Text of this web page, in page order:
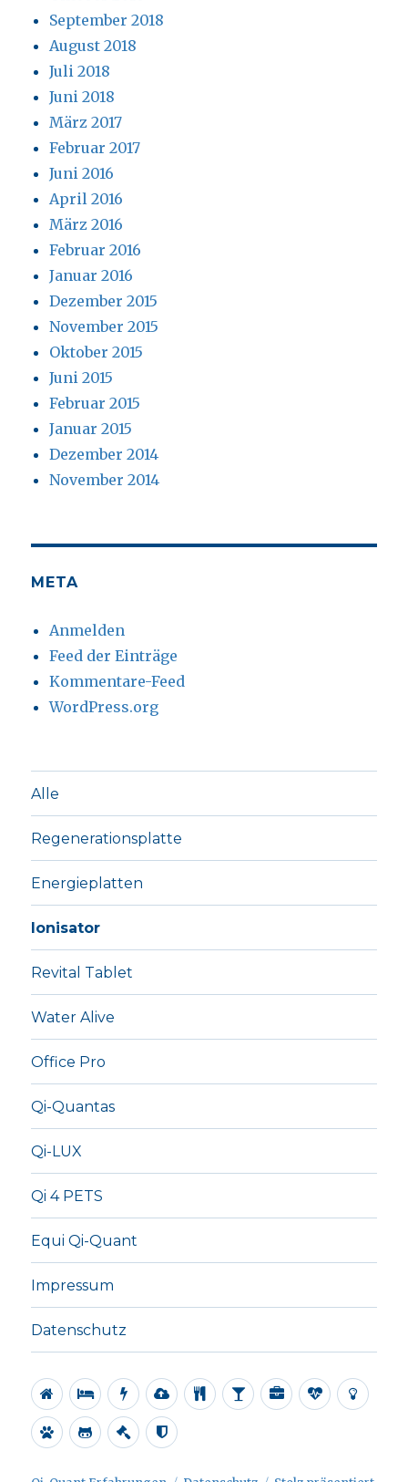
September 2018
August 2018
Juli 2018
Juni 2018
März 2017
Februar 2017
Juni 2016
April 2016
März 2016
Februar 2016
Januar 2016
Dezember 2015
November 2015
Oktober 2015
Juni 2015
Februar 2015
Januar 2015
Dezember 2014
November 2014
META
Anmelden
Feed der Einträge
Kommentare-Feed
WordPress.org
Alle
Regenerationsplatte
Energieplatten
Ionisator
Revital Tablet
Water Alive
Office Pro
Qi-Quantas
Qi-LUX
Qi 4 PETS
Equi Qi-Quant
Impressum
Datenschutz
Alle Regenerationsplatte
Energieplatten
Ionisator
RevitalWaterOfficeQi-
Qi-
Qi
Equi ImpressumDatenschutz